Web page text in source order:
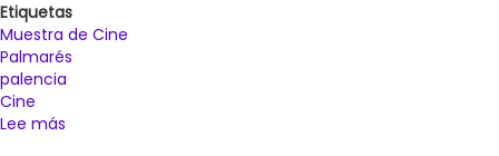
Etiquetas
Muestra de Cine
Palmarés
palencia
Cine
Lee más